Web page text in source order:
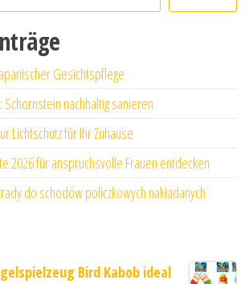
Gesichtspflege
nachhaltig sanieren
Lichtschutz für Ihr Zuhause
2026 für anspruchsvolle Frauen entdecken
do schodów policzkowych nakładanych
Bird Kabob ideal